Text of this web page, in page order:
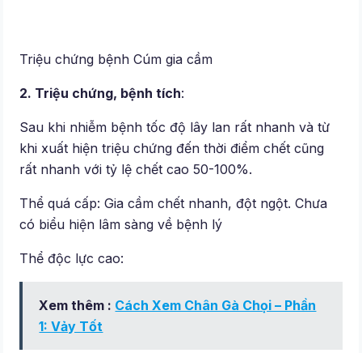
Triệu chứng bệnh Cúm gia cầm
2. Triệu chứng, bệnh tích:
Sau khi nhiễm bệnh tốc độ lây lan rất nhanh và từ
khi xuất hiện triệu chứng đến thời điểm chết cũng
rất nhanh với tỷ lệ chết cao 50-100%.
Thể quá cấp: Gia cầm chết nhanh, đột ngột. Chưa
có biểu hiện lâm sàng về bệnh lý
Thể độc lực cao:
Xem thêm : Cách Xem Chân Gà Chọi – Phần
1: Vảy Tốt